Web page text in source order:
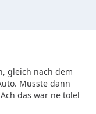
gleich nach dem
Musste dann
Ach das war ne tolel